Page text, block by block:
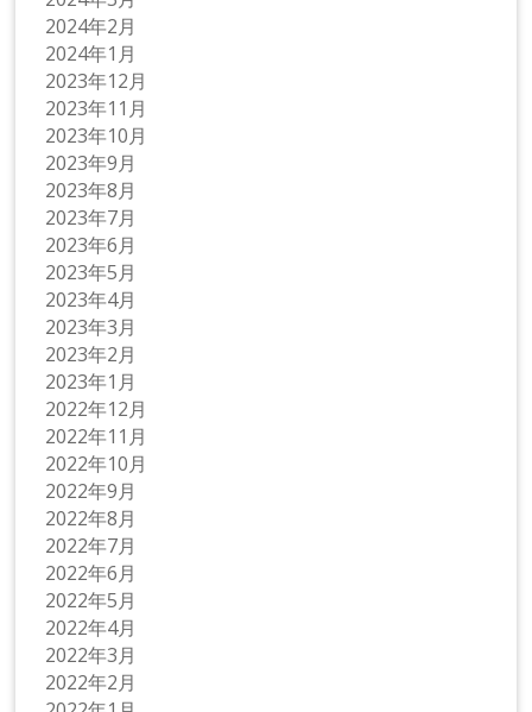
2024年2月
2024年1月
2023年12月
2023年11月
2023年10月
2023年9月
2023年8月
2023年7月
2023年6月
2023年5月
2023年4月
2023年3月
2023年2月
2023年1月
2022年12月
2022年11月
2022年10月
2022年9月
2022年8月
2022年7月
2022年6月
2022年5月
2022年4月
2022年3月
2022年2月